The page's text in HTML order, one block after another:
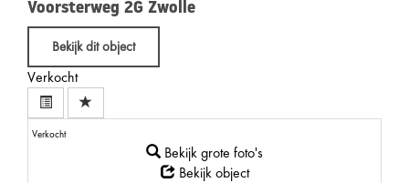
Voorsterweg 2G Zwolle
Bekijk dit object
Verkocht
Verkocht
Bekijk grote foto's
Bekijk object